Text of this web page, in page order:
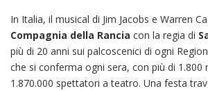
In Italia, il musical di Jim Jacobs e Warren
Compagnia della Rancia con la regia di
più di 20 anni sui palcoscenici di ogni
che si conferma ogni sera, con più di 1.800
1.870.000 spettatori a teatro. Una festa